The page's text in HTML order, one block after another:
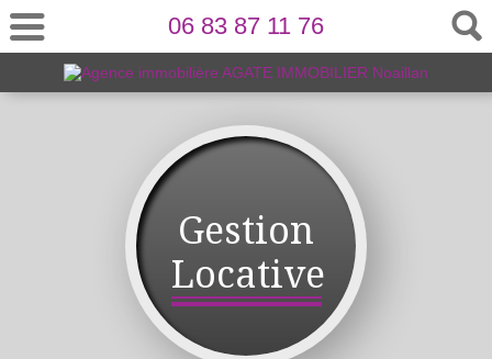
06 83 87 11 76
Gestion
Locative